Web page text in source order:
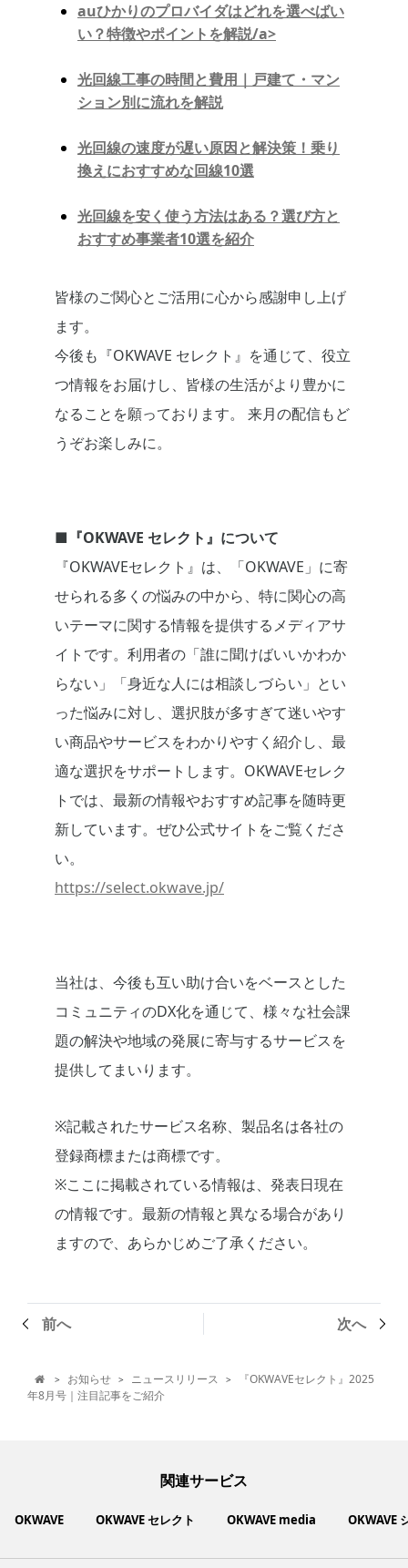
auひかりのプロバイダはどれを選べばい
い？特徴やポイントを解説/a>
光回線工事の時間と費用｜戸建て・マン
ション別に流れを解説
光回線の速度が遅い原因と解決策！乗り
換えにおすすめな回線10選
光回線を安く使う方法はある？選び方と
おすすめ事業者10選を紹介
皆様のご関心とご活用に心から感謝申し上げ
ます。
今後も『OKWAVE セレクト』を通じて、役立
つ情報をお届けし、皆様の生活がより豊かに
なることを願っております。 来月の配信もど
うぞお楽しみに。
■『OKWAVE セレクト』について
『OKWAVEセレクト』は、「OKWAVE」に寄
せられる多くの悩みの中から、特に関心の高
いテーマに関する情報を提供するメディアサ
イトです。利用者の「誰に聞けばいいかわか
らない」「身近な人には相談しづらい」とい
った悩みに対し、選択肢が多すぎて迷いやす
い商品やサービスをわかりやすく紹介し、最
適な選択をサポートします。OKWAVEセレク
トでは、最新の情報やおすすめ記事を随時更
新しています。ぜひ公式サイトをご覧くださ
い。
https://select.okwave.jp/
当社は、今後も互い助け合いをベースとした
コミュニティのDX化を通じて、様々な社会課
題の解決や地域の発展に寄与するサービスを
提供してまいります。
※記載されたサービス名称、製品名は各社の
登録商標または商標です。
※ここに掲載されている情報は、発表日現在
の情報です。最新の情報と異なる場合があり
ますので、あらかじめご了承ください。
前へ 次へ
 > お知らせ > ニュースリリース >
『OKWAVEセレクト』2025
年8月号｜注目記事をご紹介
関連サービス
OKWAVE OKWAVE セレクト OKWAVE media OKWAVE